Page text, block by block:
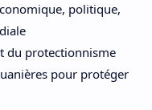
politique,
du protectionnisme
pour protéger